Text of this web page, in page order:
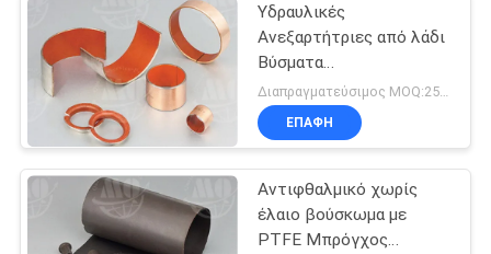
Υδραυλικές
Ανεξαρτήτριες από λάδι
Βύσματα
Αυτοδιαβρωτικά
Βύσματα Χαλκού
Βύσματα Χωρίς λάδι
Διαπραγματεύσιμος MOQ:250 PC
ΕΠΑΦΉ
Αντιφθαλμικό χωρίς
έλαιο βούσκωμα με
PTFE Μπρόγχος